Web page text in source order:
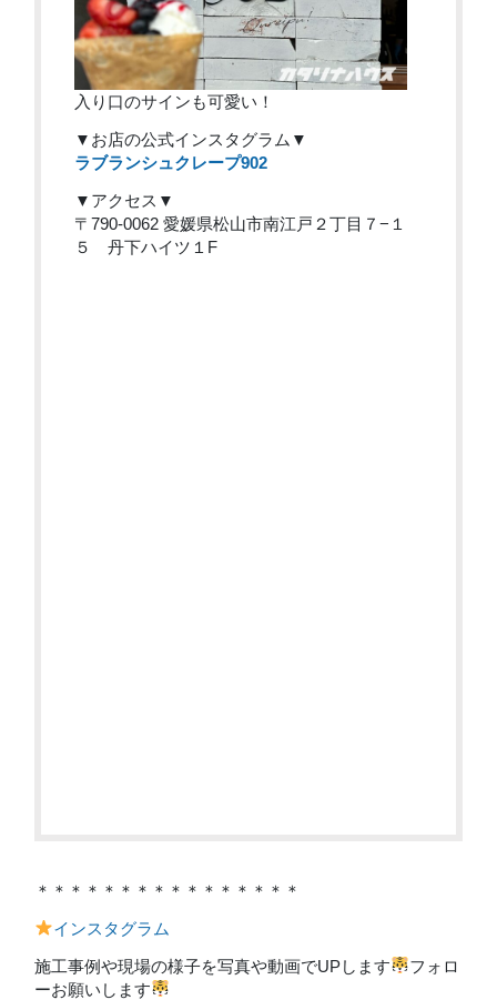
入り口のサインも可愛い！
▼お店の公式インスタグラム▼
ラブランシュクレープ902
▼アクセス▼
〒790-0062 愛媛県松山市南江戸２丁目７−１
５ 丹下ハイツ１F
＊＊＊＊＊＊＊＊＊＊＊＊＊＊＊＊
インスタグラム
施工事例や現場の様子を写真や動画でUPします
フォロ
ーお願いします